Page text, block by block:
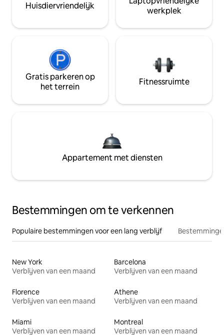
Huisdiervriendelijk
werkplek
Gratis parkeren op
het terrein
Fitnessruimte
Appartement met diensten
Bestemmingen om te verkennen
Populaire bestemmingen voor een lang verblijf
New York
Verblijven van een maand
Barcelona
Verblijven van een maand
Florence
Verblijven van een maand
Athene
Verblijven van een maand
Miami
Verblijven van een maand
Montreal
Verblijven van een maand